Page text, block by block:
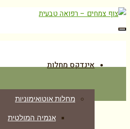
תפריט
אינדקס מחלות
מחלות אוטואימוניות
אנמיה המולטית